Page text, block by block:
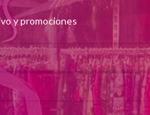
y promociones